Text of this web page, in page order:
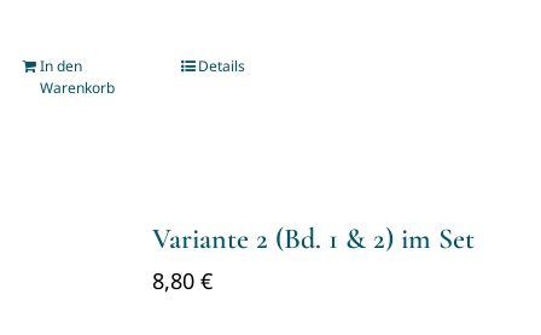
In den
Warenkorb
Details
Variante 2 (Bd. 1 & 2) im Set
8,80 €